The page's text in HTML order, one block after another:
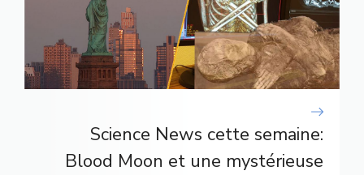
Science News cette semaine:
Blood Moon et une mystérieuse